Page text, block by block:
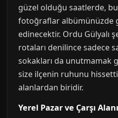
güzel olduğu saatlerde,
fotoğraflar albümünüzde
edinecektir. Ordu Gülyalı
rotaları denilince sadece
sokakları da unutmamak
size ilçenin ruhunu
alanlardan biridir.
Yerel Pazar ve Çarşı